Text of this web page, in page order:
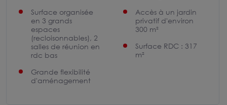
Surface organisée
en 3 grands
espaces
(recloisonnables), 2
salles de réunion en
rdc bas
Grande flexibilité
d'aménagement
Accès à un jardin
privatif d'environ
300 m²
Surface RDC : 317
m²